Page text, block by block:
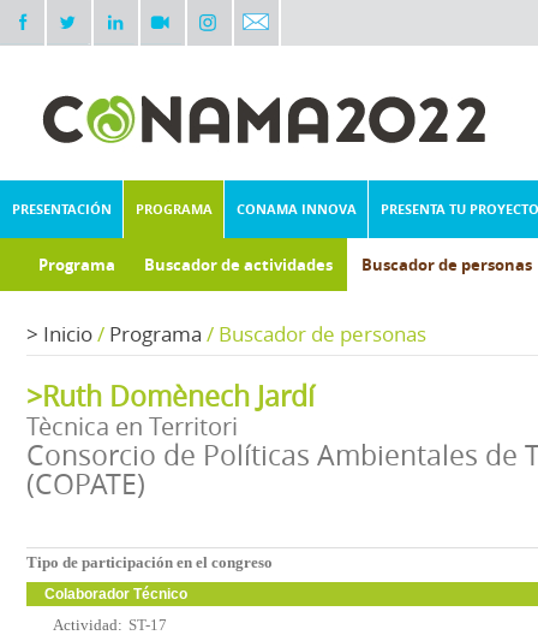
PRESENTACIÓN PROGRAMA CONAMA INNOVA PRESENTA TU PROYECTO
Programa Buscador de actividades Buscador de personas
> Inicio/ Programa / Buscador de personas
>Ruth Domènech Jardí
Tècnica en Territori
Consorcio de Políticas Ambientales de
(COPATE)
Tipo de participación en el congreso
Colaborador Técnico
Actividad: ST-17